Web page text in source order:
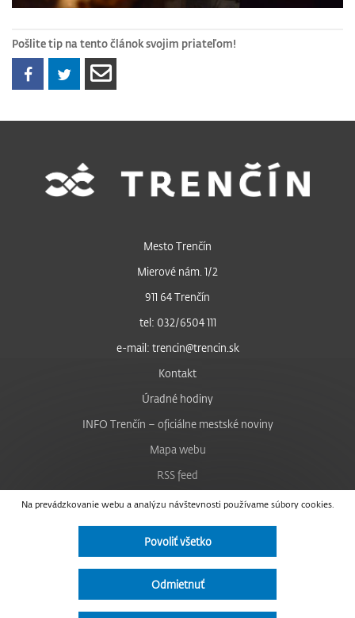
Pošlite tip na tento článok svojim priateľom!
Na prevádzkovanie webu a analýzu návštevnosti používame súbory cookies.
Povoliť všetko
Odmietnuť
Mesto Trenčín
Mierové nám. 1/2
911 64 Trenčín
tel: 032/6504 111
e-mail: trencin@trencin.sk
Kontakt
Úradné hodiny
INFO Trenčín – oficiálne mestské noviny
Mapa webu
RSS feed
Nastavenie cookies
Facebook
Instagram
Vyhlásenie o prístupnosti